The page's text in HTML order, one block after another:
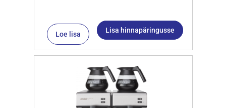
Loe lisa Lisa hinnapäringusse